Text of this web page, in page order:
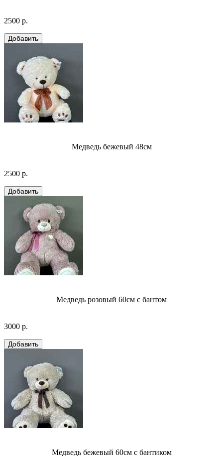
2500 р.
Медведь бежевый 48см
2500 р.
Медведь розовый 60см с бантом
3000 р.
Медведь бежевый 60см с бантиком